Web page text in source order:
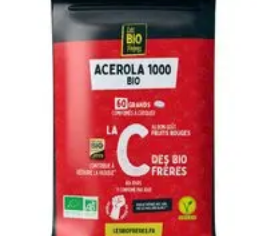
Fruits de Saison
SaisonsAlimentation saine
Conservation
Fruits de Saison